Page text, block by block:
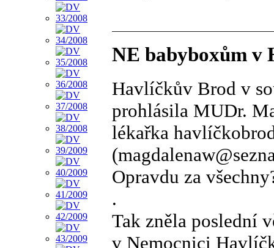
NE babyboxům v
Havlíčkův Brod v
prohlásila MUDr.
lékařka
Opravdu za
.
Tak zněla poslední
v Nemocnici